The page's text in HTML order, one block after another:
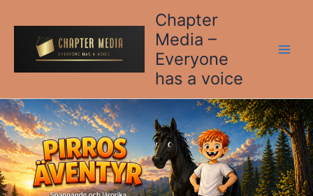
Chapter
Media –
Everyone
has a voice